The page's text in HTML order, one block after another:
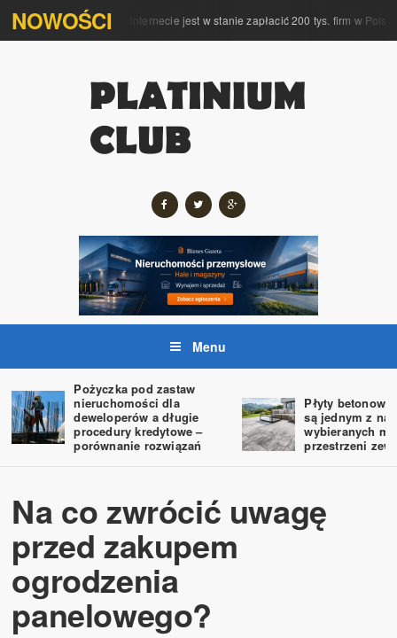
NOWOŚCI
obsługę w internecie jest w stanie zapłacić 200 tys. firm w Polsce
Menu
Pożyczka pod zastaw
nieruchomości dla
deweloperów a długie
procedury kredytowe –
porównanie rozwiązań
Płyty
są jednym z
wybieranych
przestrzeni
Na co zwrócić uwagę
przed zakupem
ogrodzenia
panelowego?